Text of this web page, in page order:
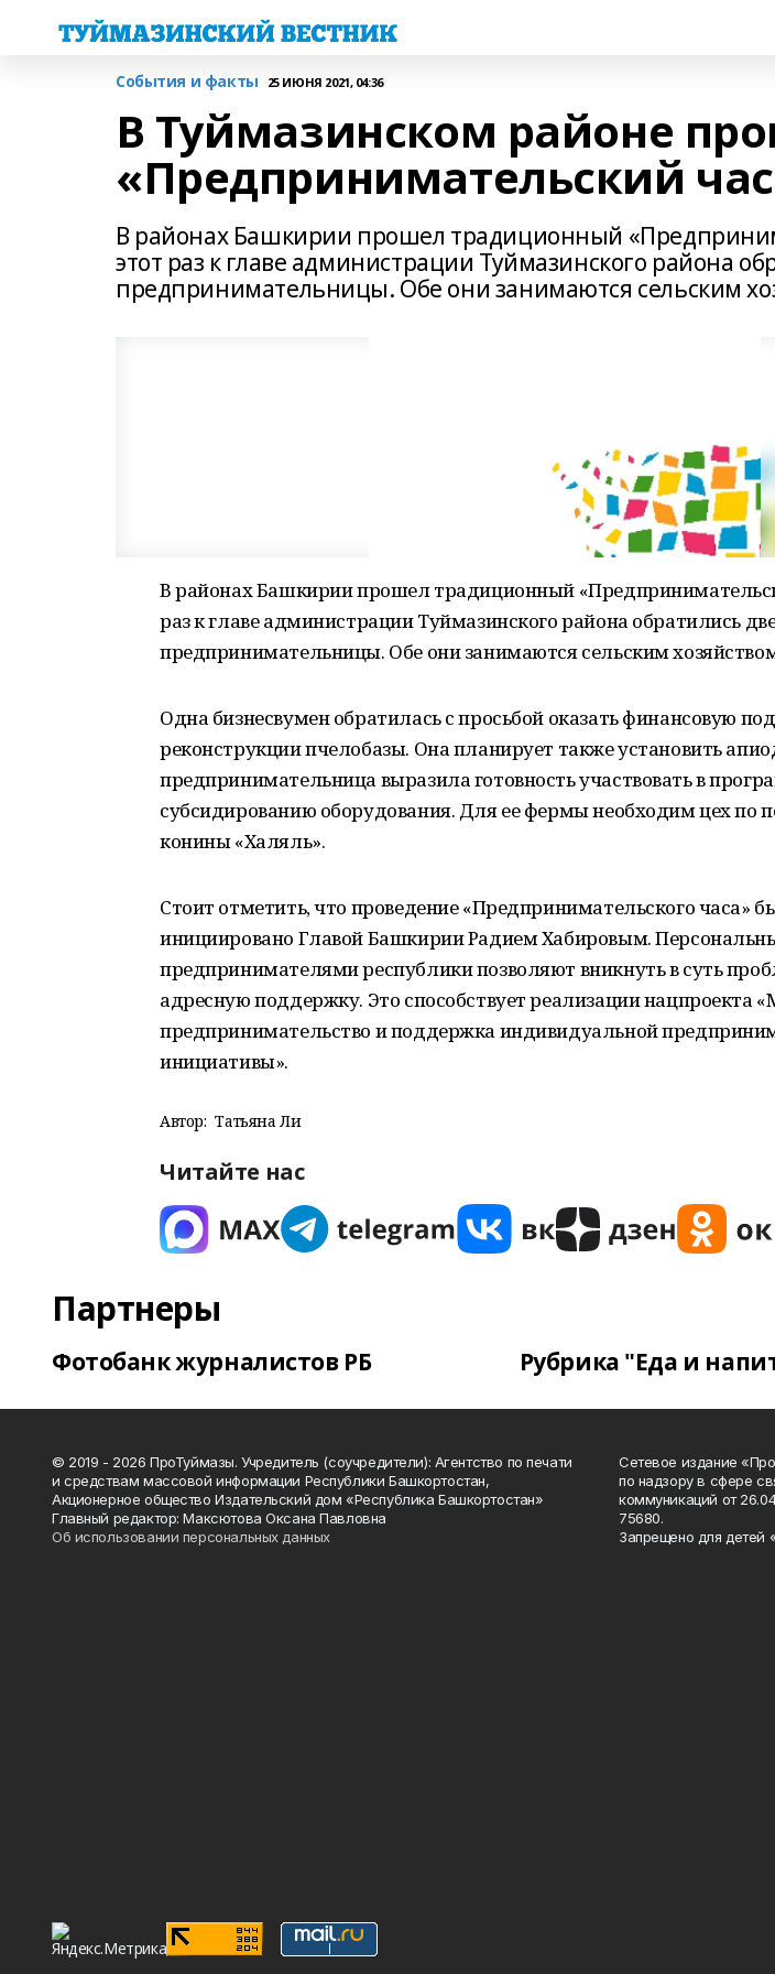
События и факты 25 ИЮНЯ 2021, 04:36
В Туймазинском районе
«Предпринимательский
В районах Башкирии прошел традиционный
этот раз к главе администрации Туймазинского района
предпринимательницы. Обе они занимаются сельским
В районах Башкирии прошел традиционный
раз к главе администрации Туймазинского района обратились
предпринимательницы. Обе они занимаются сельским
Одна бизнесвумен обратилась с просьбой оказать финансовую
реконструкции пчелобазы. Она планирует также установить
предпринимательница выразила готовность участвовать в
субсидированию оборудования. Для ее фермы необходим цех по
конины «Халяль».
Стоит отметить, что проведение «Предпринимательского часа»
инициировано Главой Башкирии Радием Хабировым.
предпринимателями республики позволяют вникнуть в суть
адресную поддержку. Это способствует реализации нацпроекта
предпринимательство и поддержка индивидуальной
инициативы».
Автор: Татьяна Ли
Читайте нас
Партнеры
Фотобанк журналистов РБ Рубрика "Еда и
© 2019 - 2026 ПроТуймазы. Учредитель (соучредители): Агентство по печати
и средствам массовой информации Республики Башкортостан,
Акционерное общество Издательский дом «Республика Башкортостан»
Главный редактор: Максютова Оксана Павловна
Об использовании персональных данных
Сетевое издание
по надзору в сфере
коммуникаций от
75680.
Запрещено для детей